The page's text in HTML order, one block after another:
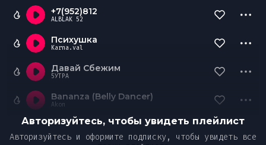
+7(952)812
ALBLAK 52
Психушка
Karna.val
Давай Сбежим
5УТРА
Bananza (Belly Dancer)
Akon
Авторизуйтесь, чтобы увидеть плейлист
Авторизуйтесь и оформите подписку, чтобы увидеть все